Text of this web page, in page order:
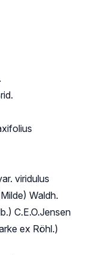
viridulus
Waldh.
C.E.O.Jensen
ex Röhl.)